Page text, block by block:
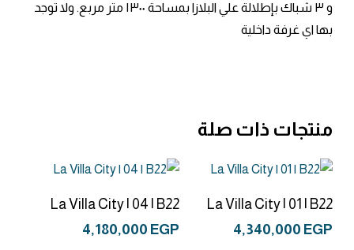
و ٣ شباك بإطلالة علي البلازا بمساحة ١٣٠٠ متر مربع. ولا توجد
بها اي غرفة داخلية
منتجات ذات صلة
إضافة إلى السلة
La Villa City | 01 | B22
4,340,000 EGP
إضافة إلى السلة
La Villa City | 04 | B22
4,180,000 EGP